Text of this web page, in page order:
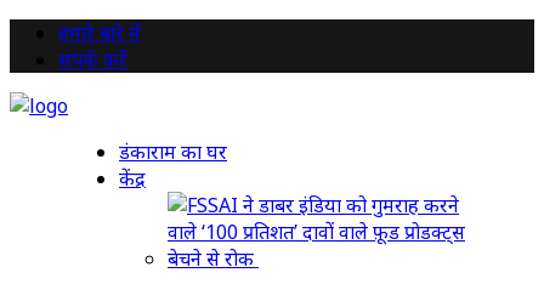
हमारे बारे में
संपर्क करें
डंकाराम का घर
केंद्र